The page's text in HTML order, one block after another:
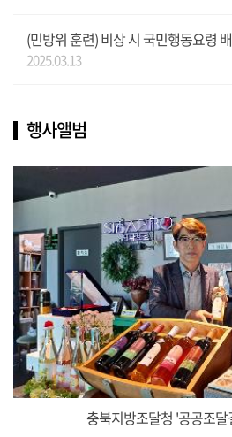
(민방위 훈련) 비상 시 국민행동요령
2025.03.13
행사앨범
충북지방조달청 '공공조